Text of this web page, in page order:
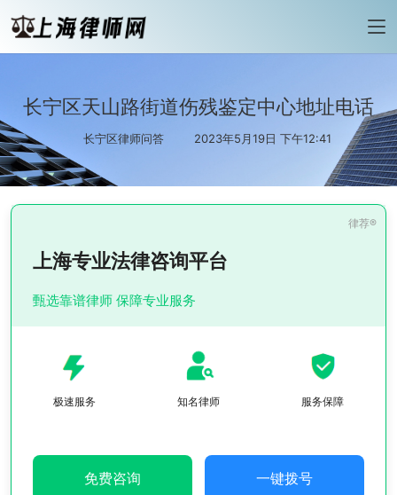
长宁区天山路街道伤残鉴定中心地址电话
长宁区律师问答 2023年5月19日 下午12:41
上海专业法律咨询平台
甄选靠谱律师 保障专业服务
极速服务 知名律师 服务保障
免费咨询 一键拨号